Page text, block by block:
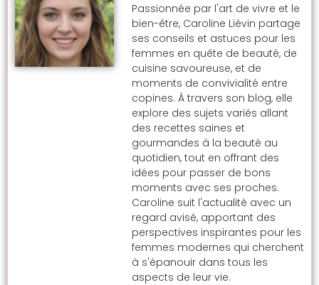
Passionnée par l'art de vivre et le
bien-être, Caroline Liévin partage
ses conseils et astuces pour les
femmes en quête de beauté, de
cuisine savoureuse, et de
moments de convivialité entre
copines. À travers son blog, elle
explore des sujets variés allant
des recettes saines et
gourmandes à la beauté au
quotidien, tout en offrant des
idées pour passer de bons
moments avec ses proches.
Caroline suit l'actualité avec un
regard avisé, apportant des
perspectives inspirantes pour les
femmes modernes qui cherchent
à s'épanouir dans tous les
aspects de leur vie.